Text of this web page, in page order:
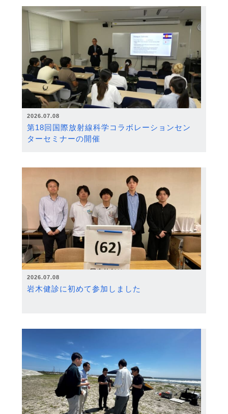
2026.07.08
第18回国際放射線科学コラボレーションセン
ターセミナーの開催
2026.07.08
岩木健診に初めて参加しました